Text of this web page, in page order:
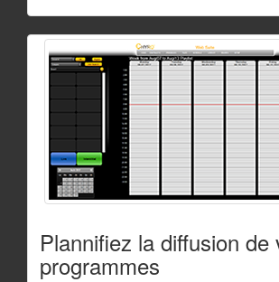
Plannifiez la diffusion de
programmes